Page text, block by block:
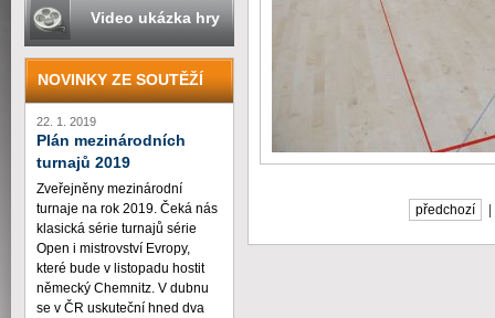
předchozí
Video ukázka hry
NOVINKY ZE SOUTĚŽÍ
22. 1. 2019
Plán mezinárodních
turnajů 2019
Zveřejněny mezinárodní
turnaje na rok 2019. Čeká nás
klasická série turnajů série
Open i mistrovství Evropy,
které bude v listopadu hostit
německý Chemnitz. V dubnu
se v ČR uskuteční hned dva